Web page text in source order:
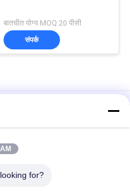
बातचीत योग्य MOQ:20 पीसी
संपर्क
रूम सुगंध विसारक
पोर्टेबल इलेक्ट्रिक रूम अरोमा
for?